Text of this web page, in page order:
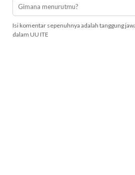
Isi komentar sepenuhnya adalah tanggung
dalam UU ITE